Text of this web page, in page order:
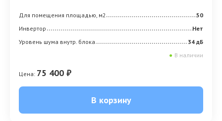
Для помещения площадью, м2
50
Инвертор
Нет
Уровень шума внутр. блока
34 дБ
● В наличии
Цена: 75 400 ₽
В корзину